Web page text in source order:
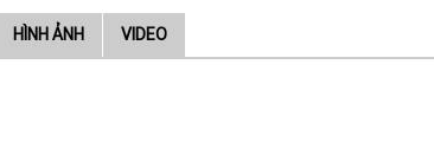
HÌNH ẢNH VIDEO